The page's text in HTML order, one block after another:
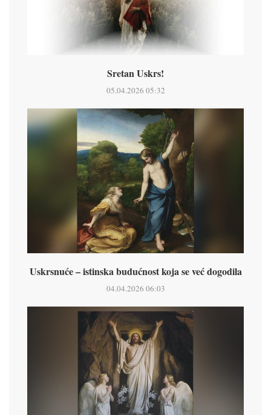
Sretan Uskrs!
05.04.2026 05:32
Uskrsnuće – istinska budućnost koja se već dogodila
04.04.2026 06:03